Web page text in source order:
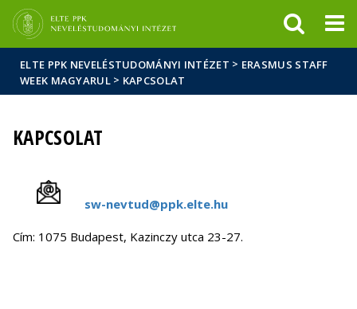
sajtóban
ELTE PPK NEVELÉSTUDOMÁNYI INTÉZET > ERASMUS STAFF
WEEK MAGYARUL > KAPCSOLAT
KAPCSOLAT
sw-nevtud@ppk.elte.hu
Cím: 1075 Budapest, Kazinczy utca 23-27.